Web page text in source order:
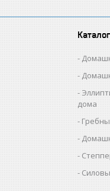
дома